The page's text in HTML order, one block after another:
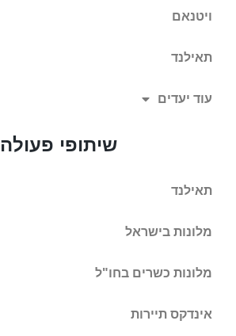
ויטנאם
תאילנד
עוד יעדים
שיתופי פעולה
תאילנד
מלונות בישראל
מלונות כשרים בחו"ל
אינדקס תיירות